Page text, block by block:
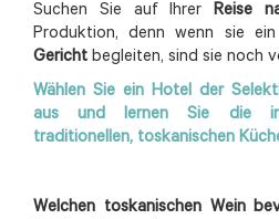
Suchen Sie auf Ihrer Reise
Produktion, denn wenn sie ein
Gericht begleiten, sind sie noch
Wählen Sie ein Hotel der
aus und lernen Sie die
traditionellen, toskanischen
Welchen toskanischen Wein